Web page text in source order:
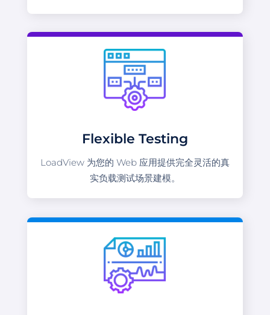
Flexible Testing
LoadView 为您的 Web 应用提供完全灵活的真
实负载测试场景建模。